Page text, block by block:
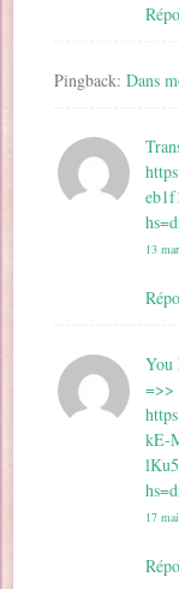
Pingback:Dans
13
You
=>>
kE-
17